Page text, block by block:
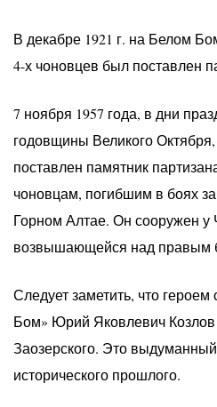
В декабре 1921 г. на Белом
4-х чоновцев был поставлен
7 ноября 1957 года, в дни
годовщины Великого
поставлен памятник
чоновцам, погибшим в боях
Горном Алтае. Он сооружен у
возвышающейся над правым
Следует заметить, что
Бом» Юрий Яковлевич Козлов
Заозерского. Это
исторического прошлого.